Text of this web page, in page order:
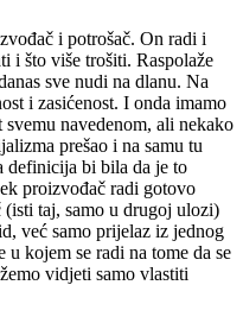
i potrošač. On radi i
i što više trošiti. Raspolaže
sve nudi na dlanu. Na
i zasićenost. I onda imamo
navedenom, ali nekako
prešao i na samu tu
definicija bi bila da je to
proizvođač radi gotovo
taj, samo u drugoj ulozi)
već samo prijelaz iz jednog
kojem se radi na tome da se
vidjeti samo vlastiti